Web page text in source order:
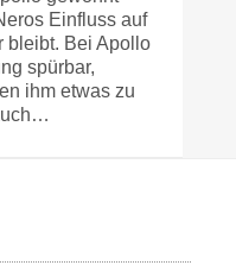
Einfluss auf
bleibt. Bei Apollo
spürbar,
ihm etwas zu